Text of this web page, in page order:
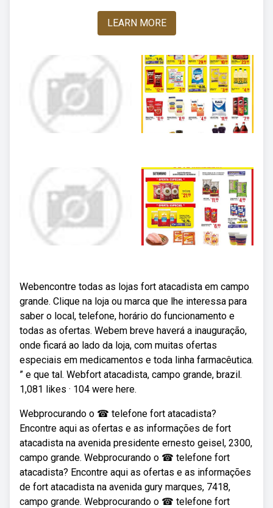
LEARN MORE
Webencontre todas as lojas fort atacadista em campo
grande. Clique na loja ou marca que lhe interessa para
saber o local, telefone, horário do funcionamento e
todas as ofertas. Webem breve haverá a inauguração,
onde ficará ao lado da loja, com muitas ofertas
especiais em medicamentos e toda linha farmacêutica.
” e que tal. Webfort atacadista, campo grande, brazil.
1,081 likes · 104 were here.
Webprocurando o ☎ telefone fort atacadista?
Encontre aqui as ofertas e as informações de fort
atacadista na avenida presidente ernesto geisel, 2300,
campo grande. Webprocurando o ☎ telefone fort
atacadista? Encontre aqui as ofertas e as informações
de fort atacadista na avenida gury marques, 7418,
campo grande. Webprocurando o ☎ telefone fort